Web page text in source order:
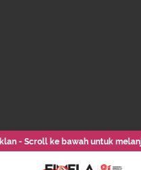
Iklan - Scroll ke bawah untuk